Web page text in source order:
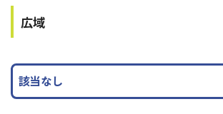
広域
該当なし